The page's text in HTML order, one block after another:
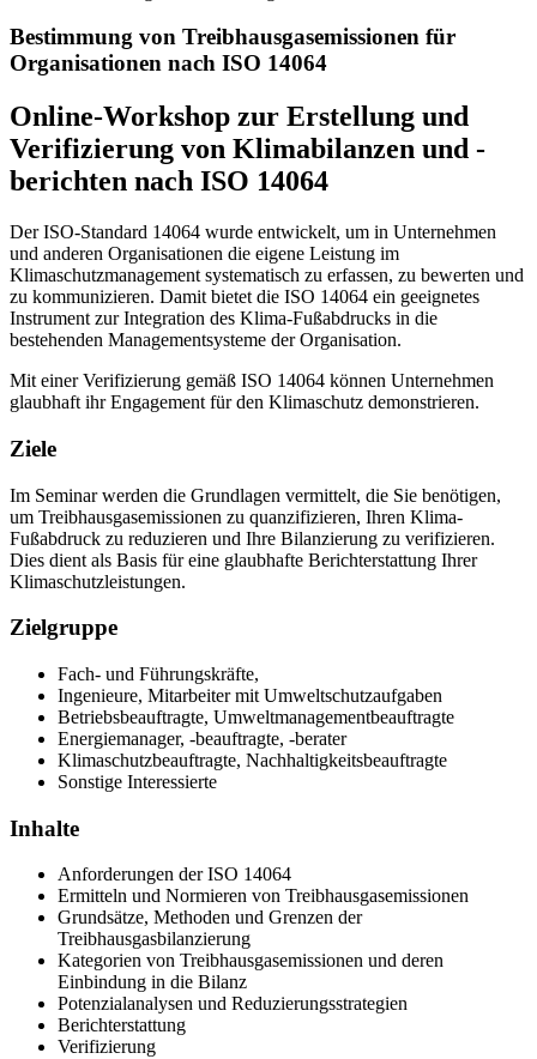
Bestimmung von Treibhausgasemissionen für
Organisationen nach ISO 14064
Online-Workshop zur Erstellung und
Verifizierung von Klimabilanzen und -
berichten nach ISO 14064
Der ISO-Standard 14064 wurde entwickelt, um in Unternehmen
und anderen Organisationen die eigene Leistung im
Klimaschutzmanagement systematisch zu erfassen, zu bewerten und
zu kommunizieren. Damit bietet die ISO 14064 ein geeignetes
Instrument zur Integration des Klima-Fußabdrucks in die
bestehenden Managementsysteme der Organisation.
Mit einer Verifizierung gemäß ISO 14064 können Unternehmen
glaubhaft ihr Engagement für den Klimaschutz demonstrieren.
Ziele
Im Seminar werden die Grundlagen vermittelt, die Sie benötigen,
um Treibhausgasemissionen zu quanzifizieren, Ihren Klima-
Fußabdruck zu reduzieren und Ihre Bilanzierung zu verifizieren.
Dies dient als Basis für eine glaubhafte Berichterstattung Ihrer
Klimaschutzleistungen.
Zielgruppe
Fach- und Führungskräfte,
Ingenieure, Mitarbeiter mit Umweltschutzaufgaben
Betriebsbeauftragte, Umweltmanagementbeauftragte
Energiemanager, -beauftragte, -berater
Klimaschutzbeauftragte, Nachhaltigkeitsbeauftragte
Sonstige Interessierte
Inhalte
Anforderungen der ISO 14064
Ermitteln und Normieren von Treibhausgasemissionen
Grundsätze, Methoden und Grenzen der
Treibhausgasbilanzierung
Kategorien von Treibhausgasemissionen und deren
Einbindung in die Bilanz
Potenzialanalysen und Reduzierungsstrategien
Berichterstattung
Verifizierung